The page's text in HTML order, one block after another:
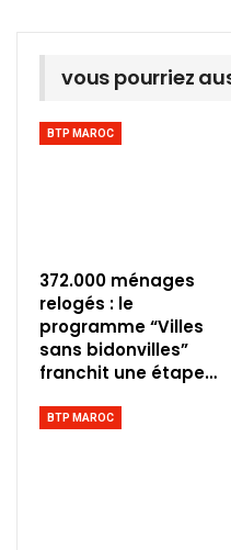
vous pourriez
BTP MAROC
372.000 ménages
relogés : le
programme “Villes
sans bidonvilles”
franchit une étape…
BTP MAROC